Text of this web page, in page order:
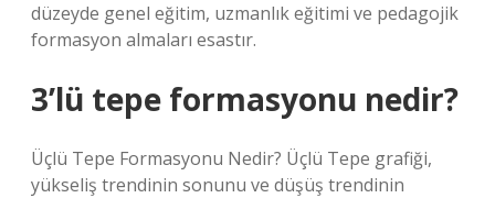
düzeyde genel eğitim, uzmanlık eğitimi ve pedagojik
formasyon almaları esastır.
3’lü tepe formasyonu nedir?
Üçlü Tepe Formasyonu Nedir? Üçlü Tepe grafiği,
yükseliş trendinin sonunu ve düşüş trendinin